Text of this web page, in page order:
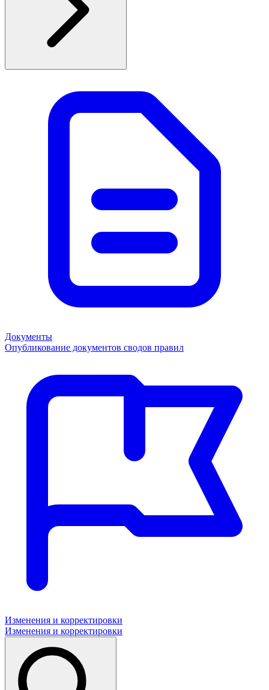
Документы
Опубликование документов сводов правил
Изменения и корректировки
Изменения и корректировки